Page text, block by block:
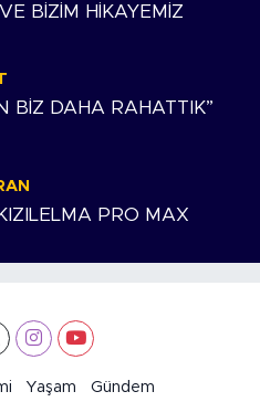
BİZİM HİKAYEMİZ
BİZ DAHA RAHATTIK”
PRO MAX
Yaşam Gündem